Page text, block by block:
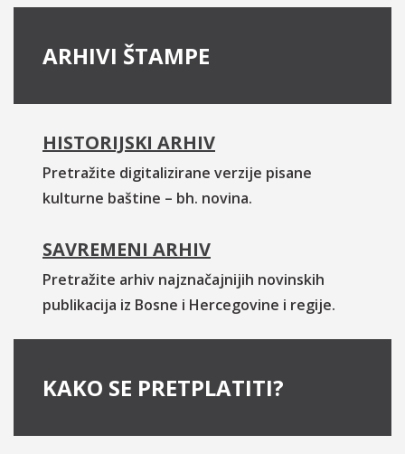
ARHIVI ŠTAMPE
HISTORIJSKI ARHIV
Pretražite digitalizirane verzije pisane
kulturne baštine – bh. novina.
SAVREMENI ARHIV
Pretražite arhiv najznačajnijih novinskih
publikacija iz Bosne i Hercegovine i regije.
KAKO SE PRETPLATITI?